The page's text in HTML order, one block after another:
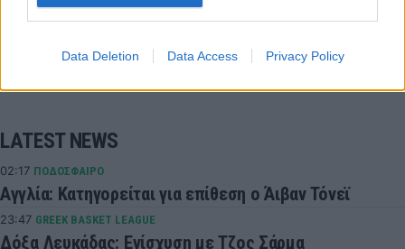
Data Deletion Data Access Privacy Policy
LATEST NEWS
02:17 ΠΟΔΟΣΦΑΙΡΟ
Αγγλία: Κατηγορείται για επίθεση ο Άιβαν Τόνεϊ
23:47 GREEK BASKET LEAGUE
Δόξα Λευκάδας: Ενίσχυση με Τζος Σάρμα